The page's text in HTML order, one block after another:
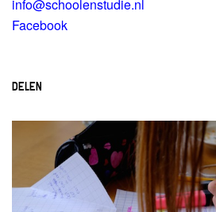
info@schoolenstudie.nl
Facebook
DELEN